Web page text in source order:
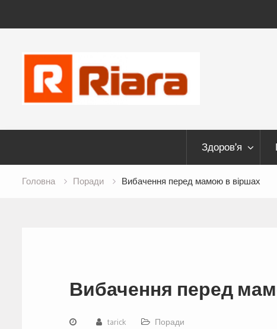
content
Здоров’я
Головна Поради Вибачення перед мамою в віршах
Вибачення перед
tarick Поради